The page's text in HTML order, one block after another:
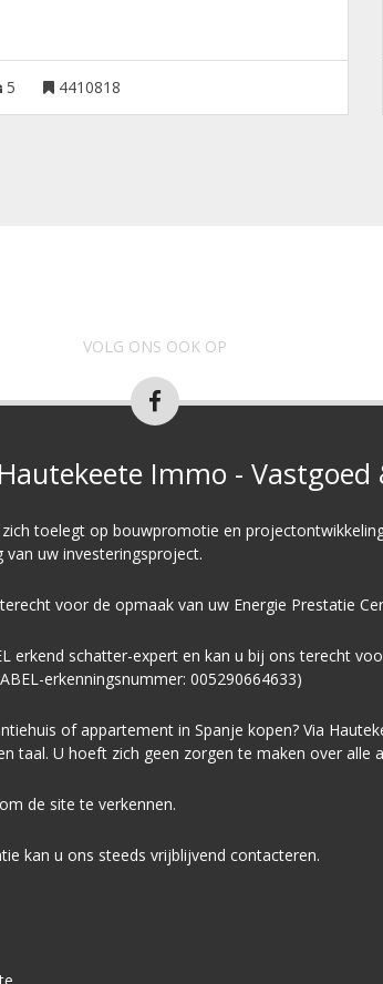
5 4410818
VOLG ONS OOK OP
Immo -
toelegt op bouwpromotie en
uw investeringsproject.
voor de opmaak van uw Energie Prestatie C
erkend schatter-expert en kan u bij ons terecht
erkenningsnummer: 005290664633)
of appartement in Spanje kopen? Via
taal. U hoeft zich geen zorgen te maken over alle
de site te verkennen.
kan u ons steeds vrijblijvend contacteren.